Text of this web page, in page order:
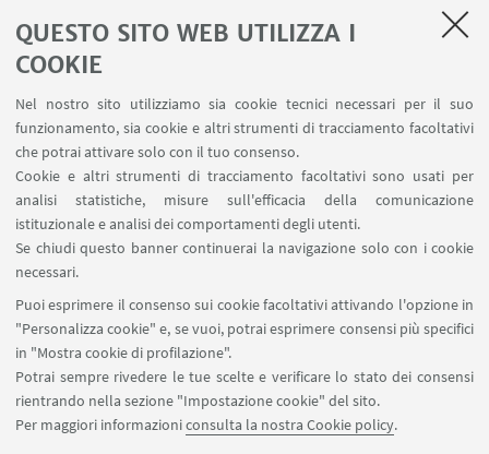
QUESTO SITO WEB UTILIZZA I
COOKIE
Nel nostro sito utilizziamo sia cookie tecnici necessari per il suo
funzionamento, sia cookie e altri strumenti di tracciamento facoltativi
che potrai attivare solo con il tuo consenso.
Cookie e altri strumenti di tracciamento facoltativi sono usati per
analisi statistiche, misure sull'efficacia della comunicazione
istituzionale e analisi dei comportamenti degli utenti.
Se chiudi questo banner continuerai la navigazione solo con i cookie
necessari.
Puoi esprimere il consenso sui cookie facoltativi attivando l'opzione in
"Personalizza cookie" e, se vuoi, potrai esprimere consensi più specifici
in "Mostra cookie di profilazione".
Potrai sempre rivedere le tue scelte e verificare lo stato dei consensi
rientrando nella sezione "Impostazione cookie" del sito.
Per maggiori informazioniconsulta la nostra Cookie policy.
SEMINARI del Dipartimento
MAT info - Informazioni per gli afferenti al Dipartimento
SERVIZI ONLINE interni
Carta dei servizi
SEGUI IL DIPARTIMENTO SU:
SEGUI UNIBO SU:
APP: